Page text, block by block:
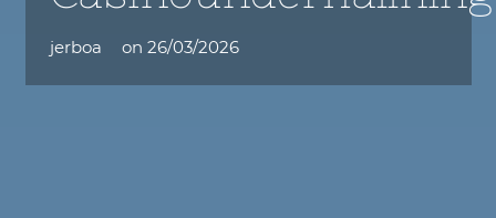
jerboa on 26/03/2026